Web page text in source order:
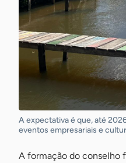
A expectativa é que, até
eventos empresariais e
A formação do conselho